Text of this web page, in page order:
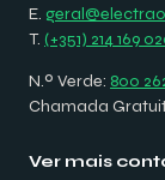
E.
T. (+351) 214 169
N.º Verde: 800
Chamada
Ver mais